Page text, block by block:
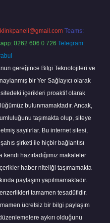
Teams:
0262 606 0 726 Telegram:
gereğince Bilgi Teknolojileri ve
bir Yer Sağlayıcı olarak
içerikleri proaktif olarak
bulunmamaktadır. Ancak,
taşımakta olup, siteye
sayılırlar. Bu internet sitesi,
şirketi ile hiçbir bağlantısı
hazırladığımız makaleler
haber niteliği taşımamakta
paylaşım yapılmamaktadır.
tamamen tesadüfidir.
ücretsiz bir bilgi paylaşım
aykırı olduğunu